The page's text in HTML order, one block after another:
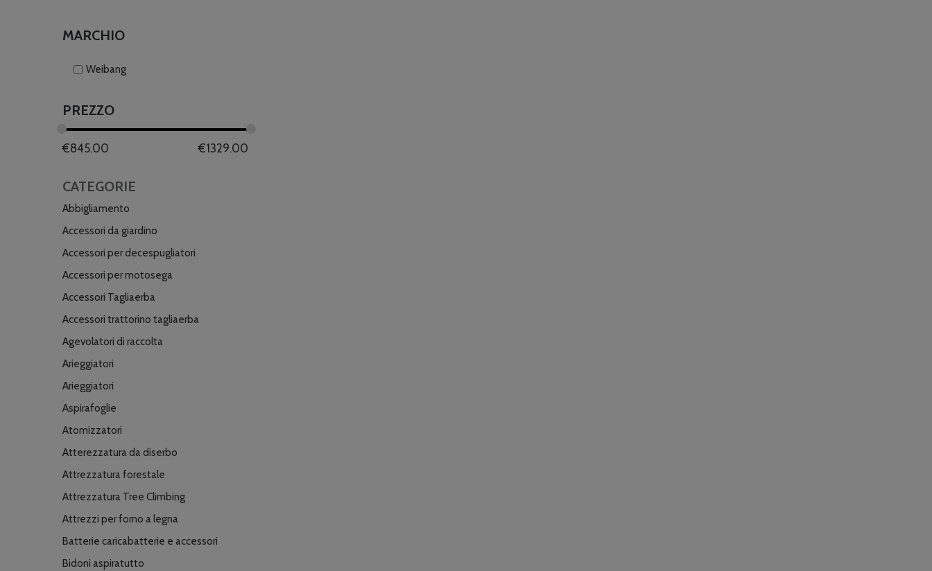
MARCHIO
Weibang
PREZZO
€845.00 €1329.00
CATEGORIE
Abbigliamento
Accessori da giardino
Accessori per decespugliatori
Accessori per motosega
Accessori Tagliaerba
Accessori trattorino tagliaerba
Agevolatori di raccolta
Arieggiatori
Arieggiatori
Aspirafoglie
Atomizzatori
Atterezzatura da diserbo
Attrezzatura forestale
Attrezzatura Tree Climbing
Attrezzi per forno a legna
Batterie caricabatterie e accessori
Bidoni aspiratutto